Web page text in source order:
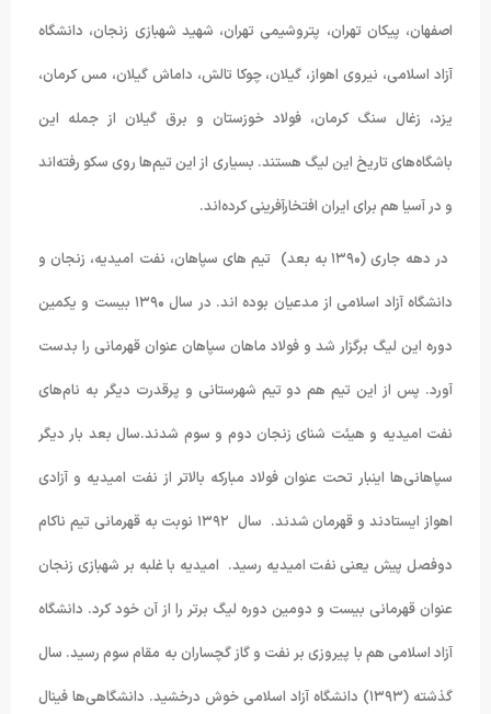
اصفهان، پیکان تهران، پتروشیمی تهران، شهید شهبازی زنجان، دانشگاه
آزاد اسلامی، نیروی اهواز، گیلان، چوکا تالش، داماش گیلان، مس کرمان،
یزد، زغال سنگ کرمان، فولاد خوزستان و برق گیلان از جمله این
باشگاه‌های تاریخ این لیگ هستند. بسیاری از این تیم‌ها روی سکو رفته‌اند
و در آسیا هم برای ایران افتخارآفرینی کرده‌اند.
در دهه جاری (۱۳۹۰ به بعد) تیم های سپاهان، نفت امیدیه، زنجان و
دانشگاه آزاد اسلامی از مدعیان بوده اند. در سال ۱۳۹۰ بیست و یکمین
دوره این لیگ برگزار شد و فولاد ماهان سپاهان عنوان قهرمانی را بدست
آورد. پس از این تیم هم دو تیم شهرستانی و پرقدرت دیگر به نام‌های
نفت امیدیه و هیئت شنای زنجان دوم و سوم شدند.سال بعد بار دیگر
سپاهانی‌ها اینبار تحت عنوان فولاد مبارکه بالاتر از نفت امیدیه و آزادی
اهواز ایستادند و قهرمان شدند. سال ۱۳۹۲ نوبت به قهرمانی تیم ناکام
دوفصل پیش یعنی نفت امیدیه رسید. امیدیه با غلبه بر شهبازی زنجان
عنوان قهرمانی بیست و دومین دوره لیگ برتر را از آن خود کرد. دانشگاه
آزاد اسلامی هم با پیروزی بر نفت و گاز گچساران به مقام سوم رسید. سال
گذشته (۱۳۹۳) دانشگاه آزاد اسلامی خوش درخشید. دانشگاهی‌ها فینال